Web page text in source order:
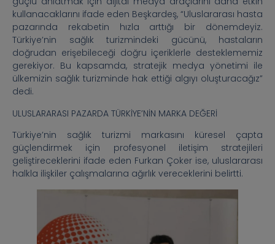
kullanacaklarını ifade eden Beşkardeş, “Uluslararası hasta
pazarında rekabetin hızla arttığı bir dönemdeyiz.
Türkiye’nin sağlık turizmindeki gücünü, hastaların
doğrudan erişebileceği doğru içeriklerle desteklememiz
gerekiyor. Bu kapsamda, stratejik medya yönetimi ile
ülkemizin sağlık turizminde hak ettiği algıyı oluşturacağız”
dedi.
ULUSLARARASI PAZARDA TÜRKİYE’NİN MARKA DEĞERİ
Türkiye’nin sağlık turizmi markasını küresel çapta
güçlendirmek için profesyonel iletişim stratejileri
geliştireceklerini ifade eden Furkan Çoker ise, uluslararası
halkla ilişkiler çalışmalarına ağırlık vereceklerini belirtti.